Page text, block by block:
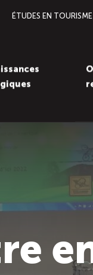
ÉTUDES EN TOURISME